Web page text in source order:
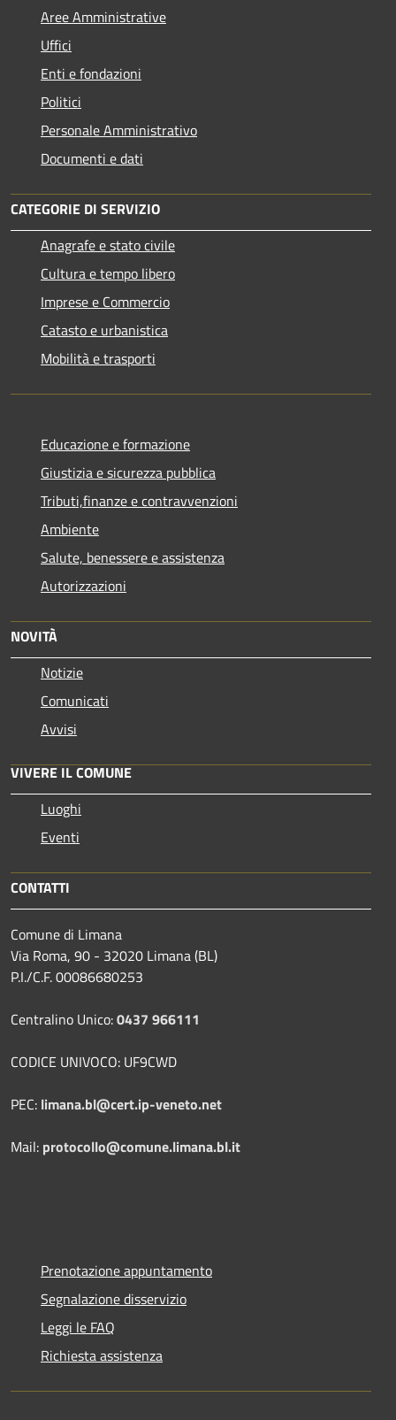
Aree Amministrative
Uffici
Enti e fondazioni
Politici
Personale Amministrativo
Documenti e dati
CATEGORIE DI SERVIZIO
Anagrafe e stato civile
Cultura e tempo libero
Imprese e Commercio
Catasto e urbanistica
Mobilità e trasporti
Educazione e formazione
Giustizia e sicurezza pubblica
Tributi,finanze e contravvenzioni
Ambiente
Salute, benessere e assistenza
Autorizzazioni
NOVITÀ
Notizie
Comunicati
Avvisi
VIVERE IL COMUNE
Luoghi
Eventi
CONTATTI
Comune di Limana
Via Roma, 90 - 32020 Limana (BL)
P.I./C.F. 00086680253
Centralino Unico:0437 966111
CODICE UNIVOCO: UF9CWD
PEC: limana.bl@cert.ip-veneto.net
Mail: protocollo@comune.limana.bl.it
Prenotazione appuntamento
Segnalazione disservizio
Leggi le FAQ
Richiesta assistenza